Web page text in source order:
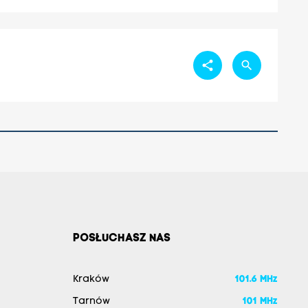
share search
POSŁUCHASZ NAS
Kraków 101.6 MHz
Tarnów 101 MHz